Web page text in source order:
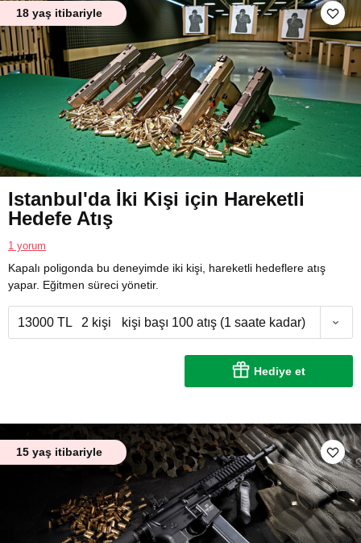
18 yaş itibariyle
Istanbul'da İki Kişi için Hareketli
Hedefe Atış
1 yorum
Kapalı poligonda bu deneyimde iki kişi, hareketli hedeflere atış
yapar. Eğitmen süreci yönetir.
13000 TL 2 kişi kişi başı 100 atış (1 saate kadar)
Hediye et
15 yaş itibariyle